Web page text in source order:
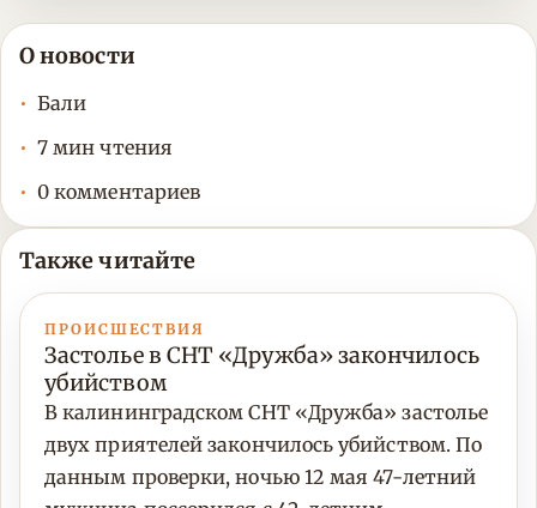
О новости
Бали
7 мин чтения
0 комментариев
Также читайте
ПРОИСШЕСТВИЯ
Застолье в СНТ «Дружба» закончилось
убийством
В калининградском СНТ «Дружба» застолье
двух приятелей закончилось убийством. По
данным проверки, ночью 12 мая 47-летний